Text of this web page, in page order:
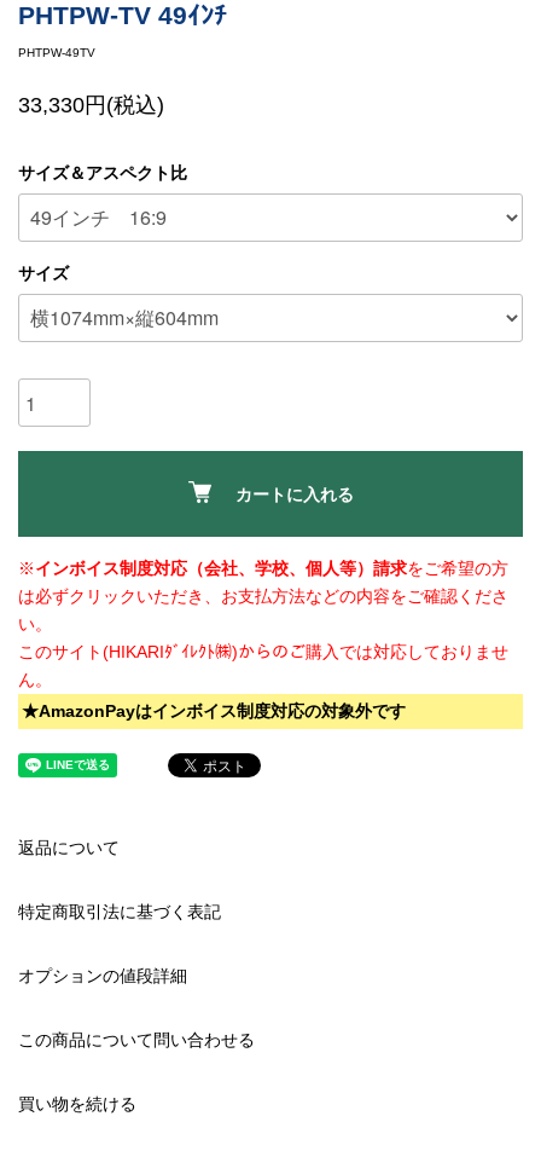
PHTPW-TV 49ｲﾝﾁ
PHTPW-49TV
33,330円(税込)
サイズ＆アスペクト比
サイズ
カートに入れる
※インボイス制度対応（会社、学校、個人等）請求をご希望の方
は必ずクリックいただき、お支払方法などの内容をご確認くださ
い。
このサイト(HIKARIﾀﾞｲﾚｸﾄ㈱)からのご購入では対応しておりませ
ん。
★AmazonPayはインボイス制度対応の対象外です
返品について
特定商取引法に基づく表記
オプションの値段詳細
この商品について問い合わせる
買い物を続ける